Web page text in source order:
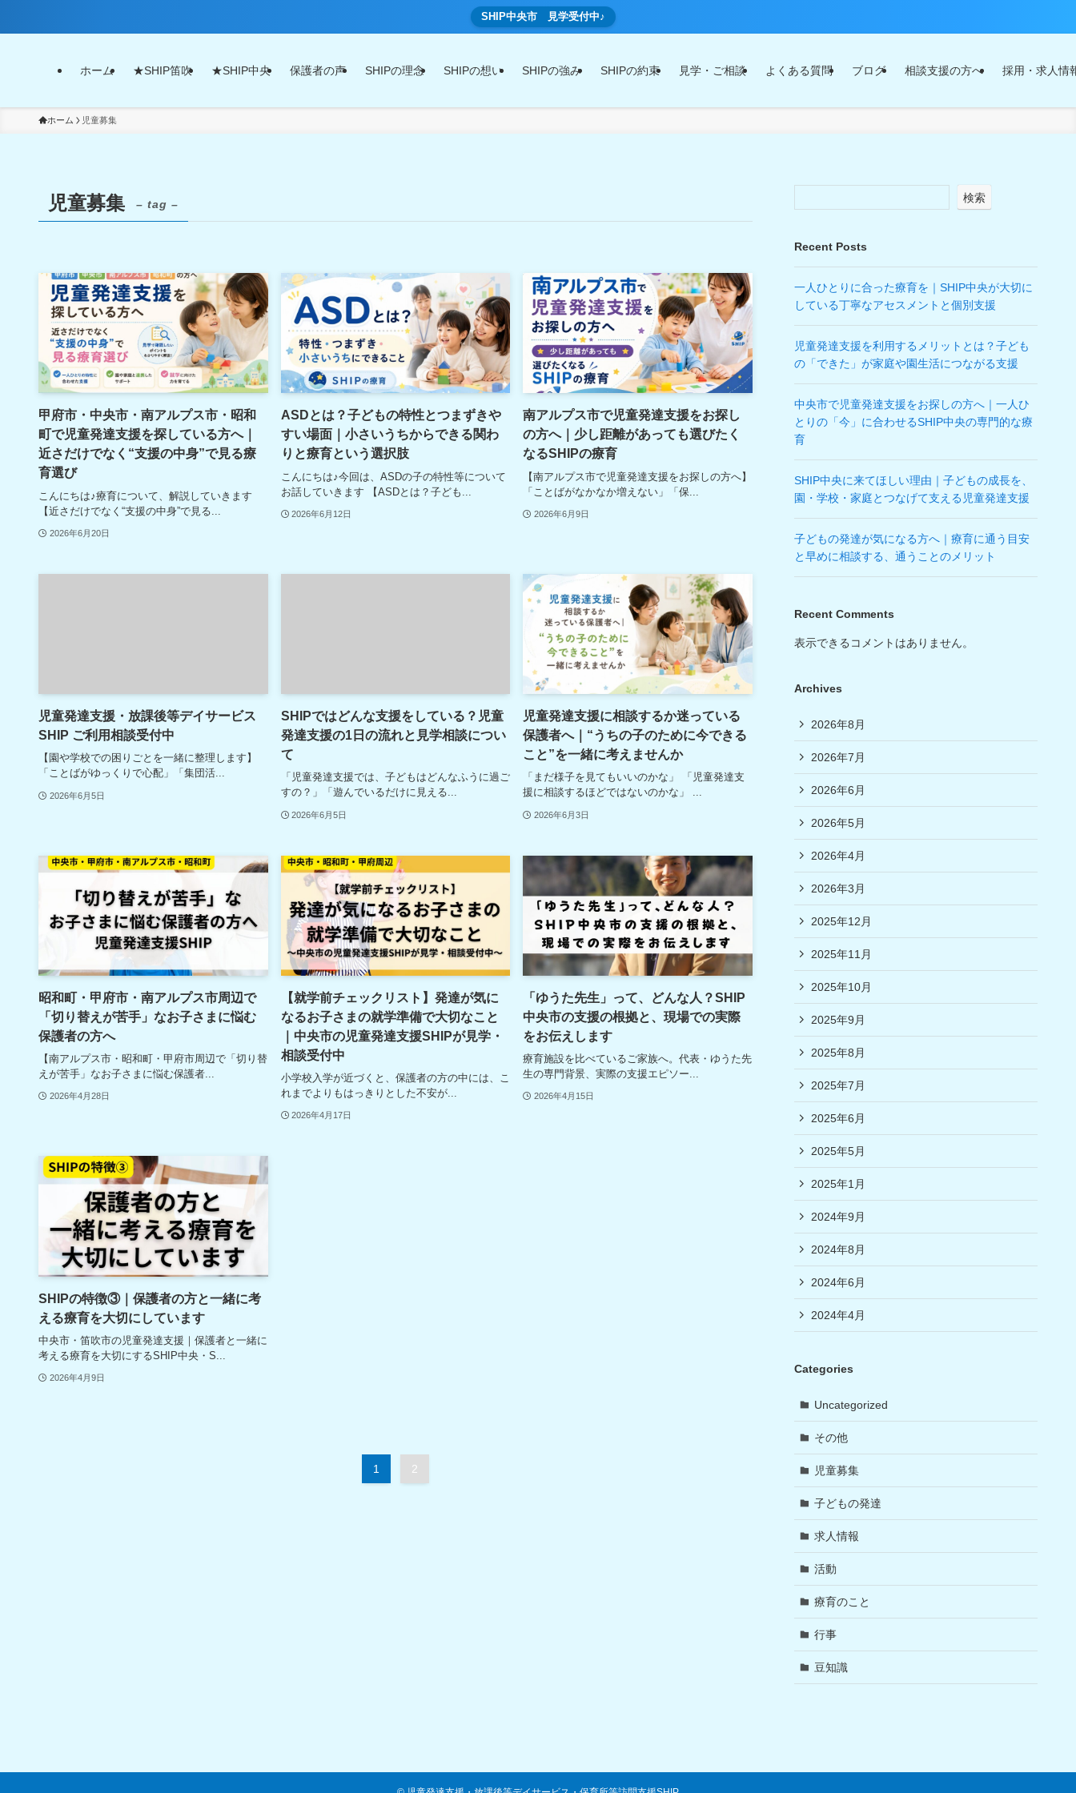
SHIP中央市 見学受付中♪
ホーム ★SHIP笛吹 ★SHIP中央 保護者の声 SHIPの理念 SHIPの想い SHIPの強み SHIPの約束 見学・ご相談 よくある質問 ブログ 相談支援の方へ 採用・求人情
ホーム 児童募集
児童募集 – tag –
甲府市・中央市・南アルプス市・昭和
町で児童発達支援を探している方へ｜
近さだけでなく“支援の中身”で見る療
育選び
こんにちは♪療育について、解説していきます
【近さだけでなく“支援の中身”で見る...
2026年6月20日
ASDとは？子どもの特性とつまずきや
すい場面｜小さいうちからできる関わ
りと療育という選択肢
こんにちは♪今回は、ASDの子の特性等について
お話していきます 【ASDとは？子ども...
2026年6月12日
南アルプス市で児童発達支援をお探し
の方へ｜少し距離があっても選びたく
なるSHIPの療育
【南アルプス市で児童発達支援をお探しの方へ】
「ことばがなかなか増えない」「保...
2026年6月9日
児童発達支援・放課後等デイサービス
SHIP ご利用相談受付中
【園や学校での困りごとを一緒に整理します】
「ことばがゆっくりで心配」「集団活...
2026年6月5日
SHIPではどんな支援をしている？児童
発達支援の1日の流れと見学相談につい
て
「児童発達支援では、子どもはどんなふうに過ご
すの？」「遊んでいるだけに見える...
2026年6月5日
児童発達支援に相談するか迷っている
保護者へ｜“うちの子のために今できる
こと”を一緒に考えませんか
「まだ様子を見てもいいのかな」 「児童発達支
援に相談するほどではないのかな」 ...
2026年6月3日
昭和町・甲府市・南アルプス市周辺で
「切り替えが苦手」なお子さまに悩む
保護者の方へ
【南アルプス市・昭和町・甲府市周辺で「切り替
えが苦手」なお子さまに悩む保護者...
2026年4月28日
【就学前チェックリスト】発達が気に
なるお子さまの就学準備で大切なこと
｜中央市の児童発達支援SHIPが見学・
相談受付中
小学校入学が近づくと、保護者の方の中には、こ
れまでよりもはっきりとした不安が...
2026年4月17日
「ゆうた先生」って、どんな人？SHIP
中央市の支援の根拠と、現場での実際
をお伝えします
療育施設を比べているご家族へ。代表・ゆうた先
生の専門背景、実際の支援エピソー...
2026年4月15日
SHIPの特徴③｜保護者の方と一緒に考
える療育を大切にしています
中央市・笛吹市の児童発達支援｜保護者と一緒に
考える療育を大切にするSHIP中央・S...
2026年4月9日
1 2
検索
Recent Posts
一人ひとりに合った療育を｜SHIP中央が大切に
している丁寧なアセスメントと個別支援
児童発達支援を利用するメリットとは？子ども
の「できた」が家庭や園生活につながる支援
中央市で児童発達支援をお探しの方へ｜一人ひ
とりの「今」に合わせるSHIP中央の専門的な療
育
SHIP中央に来てほしい理由｜子どもの成長を、
園・学校・家庭とつなげて支える児童発達支援
子どもの発達が気になる方へ｜療育に通う目安
と早めに相談する、通うことのメリット
Recent Comments
表示できるコメントはありません。
Archives
2026年8月
2026年7月
2026年6月
2026年5月
2026年4月
2026年3月
2025年12月
2025年11月
2025年10月
2025年9月
2025年8月
2025年7月
2025年6月
2025年5月
2025年1月
2024年9月
2024年8月
2024年6月
2024年4月
Categories
Uncategorized
その他
児童募集
子どもの発達
求人情報
活動
療育のこと
行事
豆知識